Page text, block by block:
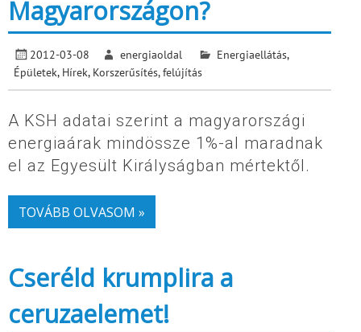
Magyarországon?
2012-03-08 energiaoldal Energiaellátás,
Épületek, Hírek, Korszerűsítés, felújítás
A KSH adatai szerint a magyarországi
energiaárak mindössze 1%-al maradnak
el az Egyesült Királyságban mértektől.
TOVÁBB OLVASOM »
Cseréld krumplira a
ceruzaelemet!